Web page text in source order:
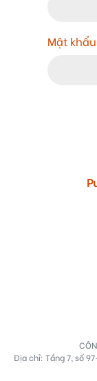
Mật khẩu
Địa chỉ: Tầng 7, số